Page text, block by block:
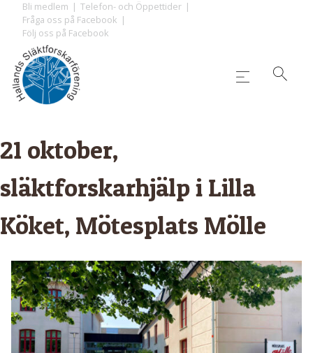
content
Bli medlem
Telefon- och Öppettider
Fråga oss på Facebook
Följ oss på Facebook
21 oktober,
släktforskarhjälp i Lilla
Köket, Mötesplats Mölle